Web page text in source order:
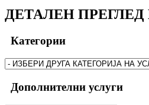
ДЕТАЛЕН ПРЕГЛЕД
Категории
Дополнителни услуги